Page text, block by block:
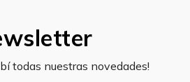
todas nuestras novedades!